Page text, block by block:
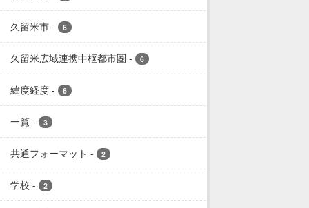
久留米市 - 6
久留米広域連携中枢都市圏 - 6
緯度経度 - 6
一覧 - 3
共通フォーマット - 2
学校 - 2